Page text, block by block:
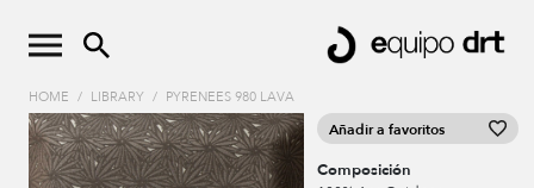
HOME / LIBRARY / PYRENEES 980 LAVA
Añadir a favoritos
Composición